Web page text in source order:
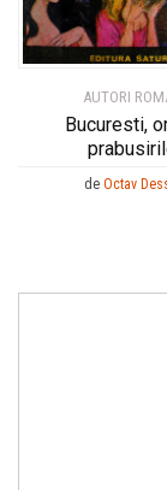
AUTORI
Bucuresti,
de Octav